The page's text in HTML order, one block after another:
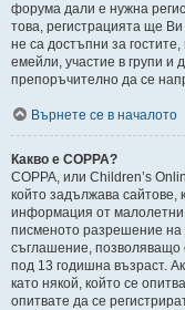
форума дали е нужна
това, регистрацията ще
не са достъпни за
емейли, участие в групи и
препоръчително да се
Върнете се в началото
Какво е COPPA?
COPPA, или Children’s
който задължава сайтове,
информация от
писменото разрешение на
съглашение,
под 13 годишна възраст.
като някой, който се
опитвате да се